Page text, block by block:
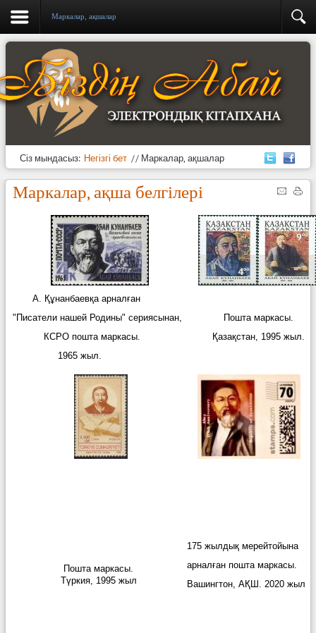
Маркалар, ақшалар
Сіз мындасыз: Негізгі бет // Маркалар, ақшалар
Маркалар, ақша белгілері
А. Құнанбаевқа арналған
"Писатели нашей Родины" сериясынан,
КСРО пошта маркасы.
1965 жыл.
Пошта маркасы.
Қазақстан, 1995 жыл.
Пошта маркасы.
Түркия, 1995 жыл
175 жылдық мерейтойына
арналған пошта маркасы.
Вашингтон, АҚШ. 2020 жыл